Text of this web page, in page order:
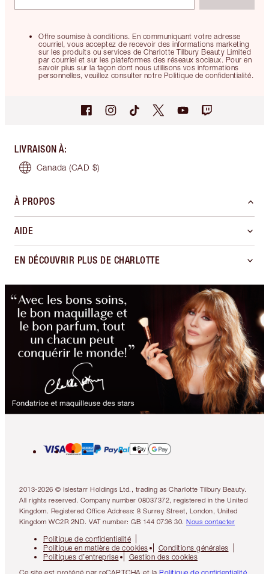
Offre soumise à conditions. En communiquant votre adresse
courriel, vous acceptez de recevoir des informations marketing
sur les produits ou services de Charlotte Tilbury Beauty Limited
par courriel et sur les plateformes des réseaux sociaux. Pour en
savoir plus sur la façon dont nous utilisons vos informations
personnelles, veuillez consulter notre Politique de confidentialité.
LIVRAISON À:
Canada (CAD $)
À PROPOS
AIDE
EN DÉCOUVRIR PLUS DE CHARLOTTE
2013-2026 © Islestarr Holdings Ltd., trading as Charlotte Tilbury Beauty.
All rights reserved. Company number 08037372, registered in the United
Kingdom. Registered Office Address: 8 Surrey Street, London, United
Kingdom WC2R 2ND. VAT number: GB 144 0736 30. Nous contacter
Politique de confidentialité
Politique en matière de cookies
Conditions générales
Politiques d’entreprise
Gestion des cookies